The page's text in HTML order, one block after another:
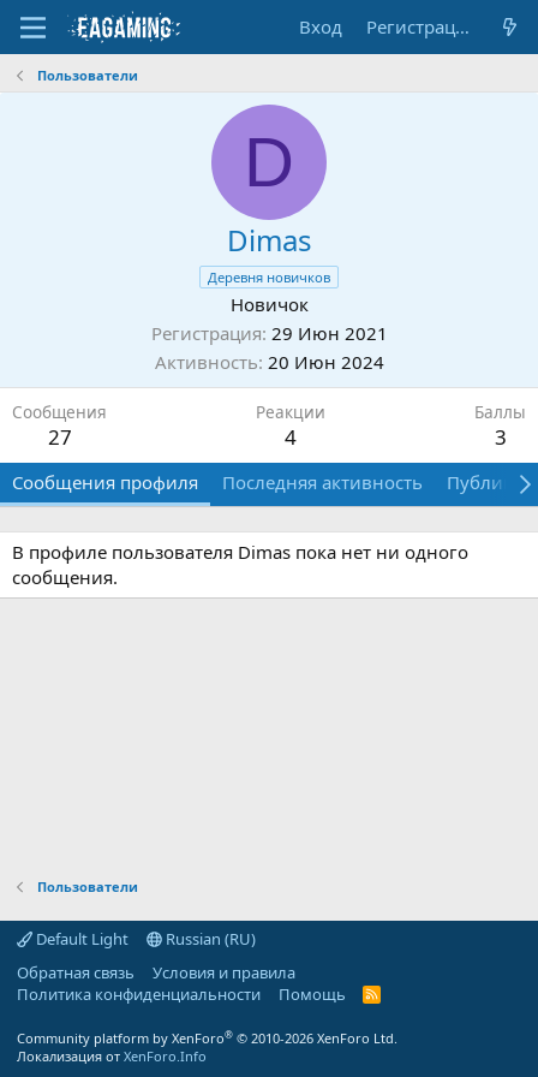
Вход Регистрация
Пользователи
D
Dimas
Деревня новичков
Новичок
Регистрация 29 Июн 2021
Активность 20 Июн 2024
Сообщения
27
Реакции
4
Баллы
3
Сообщения профиля Последняя активность
В профиле пользователя Dimas пока нет ни одного
сообщения.
Пользователи
Default Light
Russian (RU)
Обратная связь
Условия и правила
Политика конфиденциальности
Помощь
R
Community platform by XenForo® © 2010-2026 XenForo Ltd.
Локализация от XenForo.Info